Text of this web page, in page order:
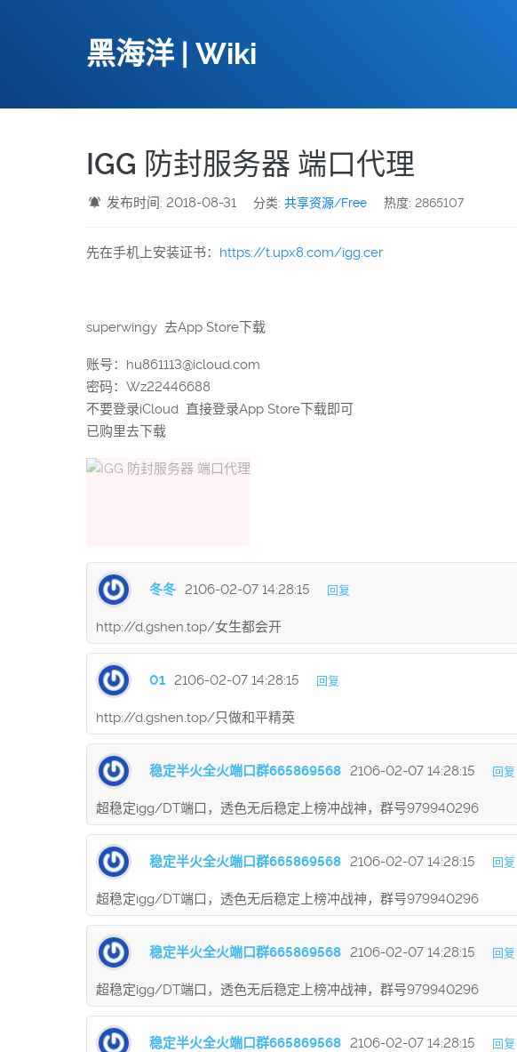
黑海洋 | Wiki
IGG 防封服务器 端口代理
发布时间: 2018-08-31 分类:共享资源/Free 热度: 2865107
先在手机上安装证书： https://t.upx8.com/igg.cer
superwingy 去App Store下载
账号：hu861113@icloud.com
密码：Wz22446688
不要登录iCloud 直接登录App Store下载即可
已购里去下载
冬冬 2106-02-07 14:28:15 回复
http://d.gshen.top/女生都会开
01 2106-02-07 14:28:15 回复
http://d.gshen.top/只做和平精英
稳定半火全火端口群665869568 2106-02-07 14:28:15 回复
超稳定igg/DT端口，透色无后稳定上榜冲战神，群号979940296
稳定半火全火端口群665869568 2106-02-07 14:28:15 回复
超稳定igg/DT端口，透色无后稳定上榜冲战神，群号979940296
稳定半火全火端口群665869568 2106-02-07 14:28:15 回复
超稳定igg/DT端口，透色无后稳定上榜冲战神，群号979940296
稳定半火全火端口群665869568 2106-02-07 14:28:15 回复